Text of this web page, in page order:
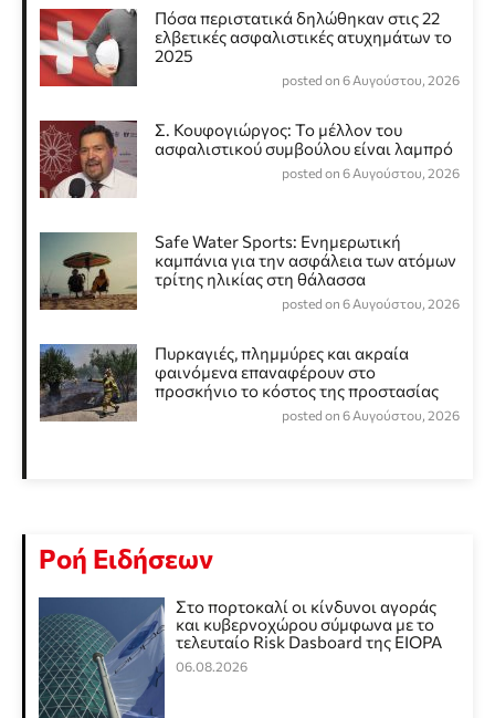
Πόσα περιστατικά δηλώθηκαν στις 22
ελβετικές ασφαλιστικές ατυχημάτων το
2025
posted on 6 Αυγούστου, 2026
Σ. Κουφογιώργος: To μέλλον του
ασφαλιστικού συμβούλου είναι λαμπρό
posted on 6 Αυγούστου, 2026
Safe Water Sports: Eνημερωτική
καμπάνια για την ασφάλεια των ατόμων
τρίτης ηλικίας στη θάλασσα
posted on 6 Αυγούστου, 2026
Πυρκαγιές, πλημμύρες και ακραία
φαινόμενα επαναφέρουν στο
προσκήνιο το κόστος της προστασίας
posted on 6 Αυγούστου, 2026
Ροή Ειδήσεων
Στο πορτοκαλί οι κίνδυνοι αγοράς
και κυβερνοχώρου σύμφωνα με το
τελευταίο Risk Dasboard της EIOPA
06.08.2026